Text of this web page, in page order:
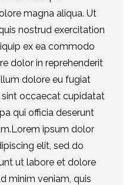
magna aliqua. Ut
nostrud exercitation
ex ea commodo
dolor in reprehenderit
dolore eu fugiat
sint occaecat cupidatat
qui officia deserunt
ipsum dolor
elit, sed do
ut labore et dolore
minim veniam, quis